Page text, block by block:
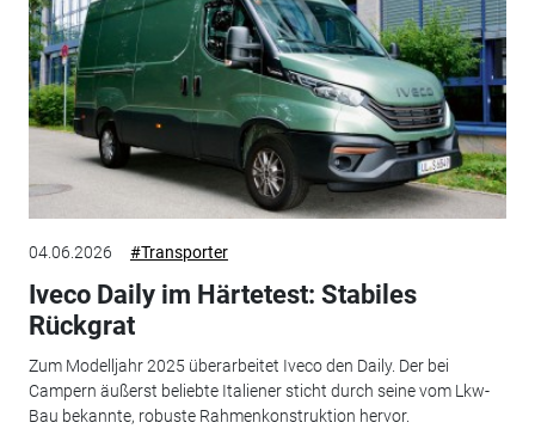
04.06.2026 #Transporter
Iveco Daily im Härtetest: Stabiles
Rückgrat
Zum Modelljahr 2025 überarbeitet Iveco den Daily. Der bei
Campern äußerst beliebte Italiener sticht durch seine vom Lkw-
Bau bekannte, robuste Rahmenkon­struktion hervor.